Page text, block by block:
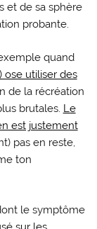
et de sa sphère
probante.
quand
ose utiliser des
de la récréation
brutales. Le
est justement
pas en reste,
ton
le symptôme